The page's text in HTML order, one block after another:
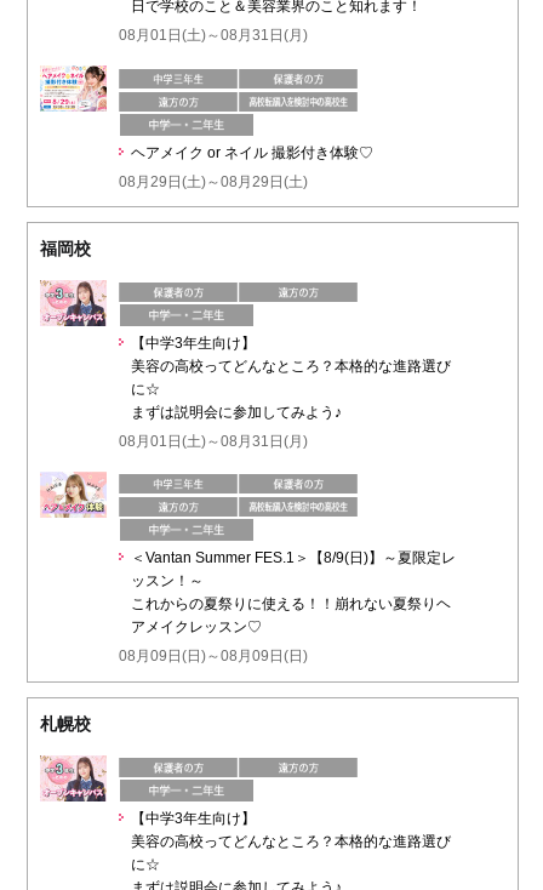
日で学校のこと＆美容業界のこと知れます！
08月01日(土)～08月31日(月)
ヘアメイク or ネイル 撮影付き体験♡
08月29日(土)～08月29日(土)
福岡校
【中学3年生向け】
美容の高校ってどんなところ？本格的な進路選び
に☆
まずは説明会に参加してみよう♪
08月01日(土)～08月31日(月)
＜Vantan Summer FES.1＞【8/9(日)】～夏限定レ
ッスン！～
これからの夏祭りに使える！！崩れない夏祭りヘ
アメイクレッスン♡
08月09日(日)～08月09日(日)
札幌校
【中学3年生向け】
美容の高校ってどんなところ？本格的な進路選び
に☆